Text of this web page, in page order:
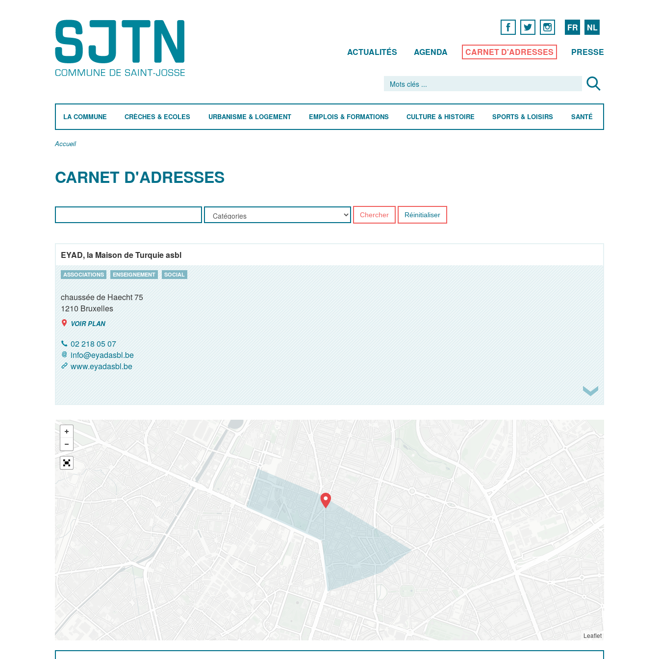
FR NL
ACTUALITÉS AGENDA CARNET D'ADRESSES PRESSE
LA COMMUNE CRÈCHES & ECOLES URBANISME & LOGEMENT EMPLOIS & FORMATIONS CULTURE & HISTOIRE SPORTS & LOISIRS SANTÉ
Accueil
CARNET D'ADRESSES
Chercher Réinitialiser
EYAD, la Maison de Turquie asbl
ASSOCIATIONS ENSEIGNEMENT SOCIAL
chaussée de Haecht 75
1210Bruxelles
VOIR PLAN
02 218 05 07
info@eyadasbl.be
www.eyadasbl.be
Leaflet